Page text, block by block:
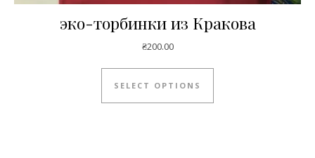
эко-торбинки из Кракова
₴200.00
SELECT OPTIONS
This product has